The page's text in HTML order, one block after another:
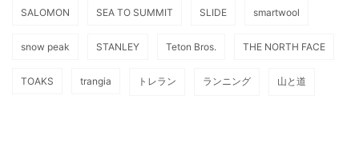
SALOMON SEA TO SUMMIT SLIDE smartwool
snow peak STANLEY Teton Bros. THE NORTH FACE
TOAKS trangia トレラン ランニング 山と道